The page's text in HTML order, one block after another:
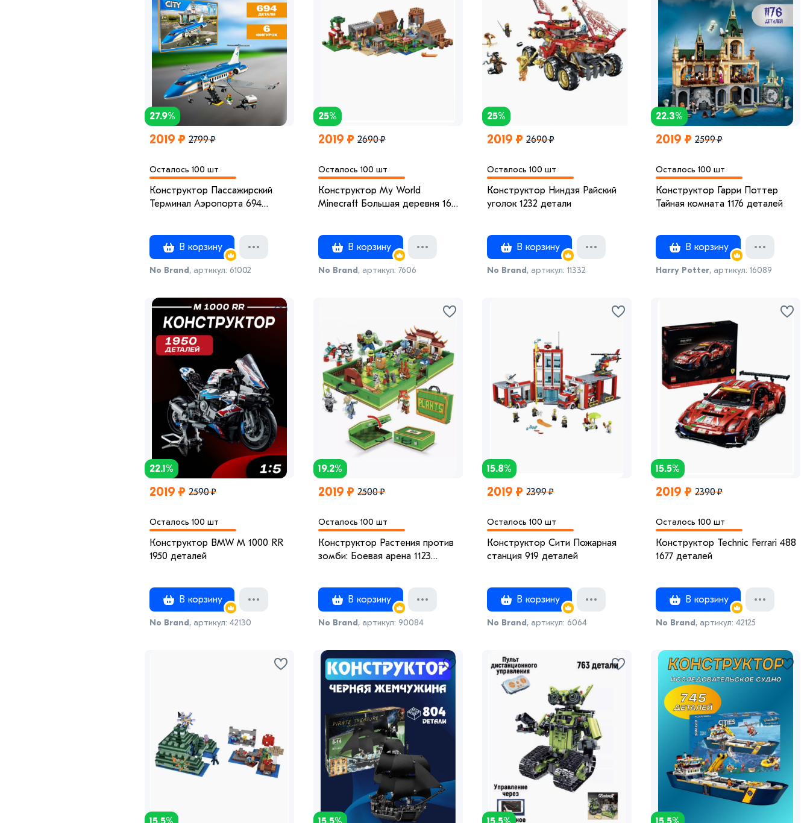
27.9%
2019 ₽ 2799 ₽
Осталось 100 шт
Конструктор Пассажирский
Терминал Аэропорта 694
В корзину
No Brand, артикул: 61002
25%
2019 ₽ 2690 ₽
Осталось 100 шт
Конструктор My World
Minecraft Большая деревня 1600
В корзину
No Brand, артикул: 7606
25%
2019 ₽ 2690 ₽
Осталось 100 шт
Конструктор Ниндзя Райский
уголок 1232 детали
В корзину
No Brand, артикул: 11332
22.3%
2019 ₽ 2599 ₽
Осталось 100 шт
Конструктор Гарри Поттер
Тайная комната 1176 деталей
В корзину
Harry Potter, артикул: 16089
22.1%
2019 ₽ 2590 ₽
Осталось 100 шт
Конструктор BMW M 1000 RR
1950 деталей
В корзину
No Brand, артикул: 42130
19.2%
2019 ₽ 2500 ₽
Осталось 100 шт
Конструктор Растения против
зомби: Боевая арена 1123
В корзину
No Brand, артикул: 90084
15.8%
2019 ₽ 2399 ₽
Осталось 100 шт
Конструктор Сити Пожарная
станция 919 деталей
В корзину
No Brand, артикул: 6064
15.5%
2019 ₽ 2390 ₽
Осталось 100 шт
Конструктор Technic Ferrari 488
1677 деталей
В корзину
No Brand, артикул: 42125